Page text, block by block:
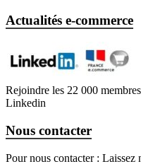
Actualités e-commerce
Rejoindre les 22 000
Linkedin
Nous contacter
Pour nous contacter : Laissez